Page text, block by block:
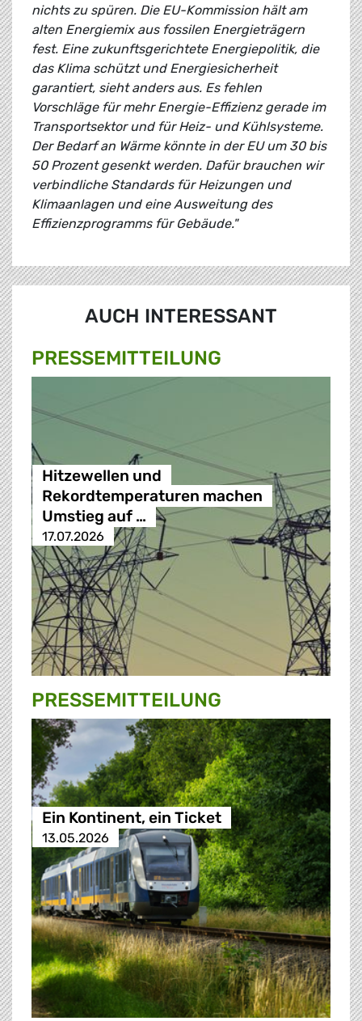
nichts zu spüren. Die EU-Kommission hält am
alten Energiemix aus fossilen Energieträgern
fest. Eine zukunftsgerichtete Energiepolitik, die
das Klima schützt und Energiesicherheit
garantiert, sieht anders aus. Es fehlen
Vorschläge für mehr Energie-Effizienz gerade im
Transportsektor und für Heiz- und Kühlsysteme.
Der Bedarf an Wärme könnte in der EU um 30 bis
50 Prozent gesenkt werden. Dafür brauchen wir
verbindliche Standards für Heizungen und
Klimaanlagen und eine Ausweitung des
Effizienzprogramms für Gebäude."
AUCH INTERESSANT
PRESSE­MITTEILUNG
Hitzewellen und
Rekordtemperaturen machen
Umstieg auf …
17.07.2026
PRESSE­MITTEILUNG
Ein Kontinent, ein Ticket
13.05.2026